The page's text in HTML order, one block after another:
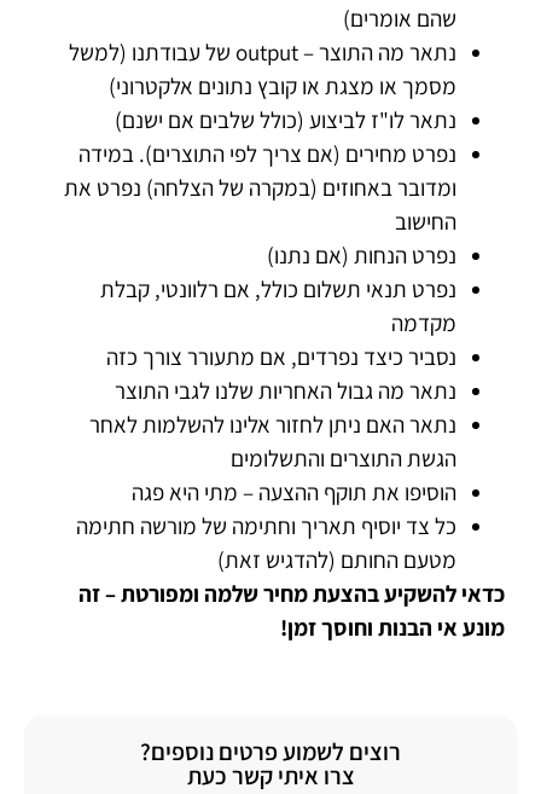
שהם אומרים)
נתאר מה התוצר – output של עבודתנו (למשל
מסמך או מצגת או קובץ נתונים אלקטרוני)
נתאר לו"ז לביצוע (כולל שלבים אם ישנם)
נפרט מחירים (אם צריך לפי התוצרים). במידה
ומדובר באחוזים (במקרה של הצלחה) נפרט את
החישוב
נפרט הנחות (אם נתנו)
נפרט תנאי תשלום כולל, אם רלוונטי, קבלת
מקדמה
נסביר כיצד נפרדים, אם מתעורר צורך כזה
נתאר מה גבול האחריות שלנו לגבי התוצר
נתאר האם ניתן לחזור אלינו להשלמות לאחר
הגשת התוצרים והתשלומים
הוסיפו את תוקף ההצעה – מתי היא פגה
כל צד יוסיף תאריך וחתימה של מורשה חתימה
מטעם החותם (להדגיש זאת)
כדאי להשקיע בהצעת מחיר שלמה ומפורטת – זה
מונע אי הבנות וחוסך זמן!
רוצים לשמוע פרטים נוספים?
צרו איתי קשר כעת